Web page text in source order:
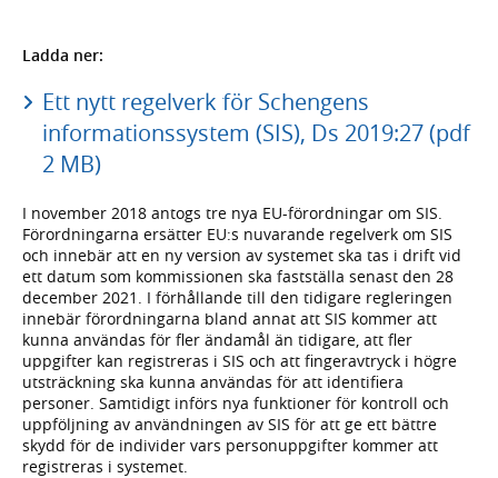
Ladda ner:
Ett nytt regelverk för Schengens
informationssystem (SIS), Ds 2019:27 (pdf
2 MB)
I november 2018 antogs tre nya EU-förordningar om SIS.
Förord­ningarna ersätter EU:s nuvarande regel­verk om SIS
och innebär att en ny version av systemet ska tas i drift vid
ett datum som kom­missionen ska fast­ställa senast den 28
december 2021. I förhållande till den tidigare regleringen
innebär förord­­ningarna bland annat att SIS kommer att
kunna användas för fler ända­mål än tidigare, att fler
uppgifter kan registreras i SIS och att finger­avtryck i högre
utsträck­ning ska kunna användas för att identifiera
personer. Samtidigt införs nya funktioner för kontroll och
upp­följning av använd­ningen av SIS för att ge ett bättre
skydd för de individer vars person­uppgifter kommer att
regist­reras i systemet.